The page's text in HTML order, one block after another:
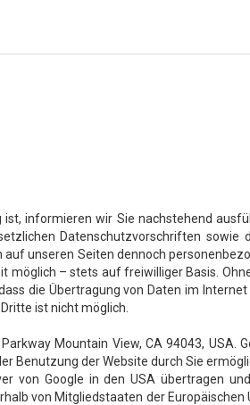
informieren wir Sie nachstehend
Datenschutzvorschriften sowie
unseren Seiten dennoch
möglich – stets auf freiwilliger Basis.
die Übertragung von Daten im Internet
ist nicht möglich.
Mountain View, CA 94043, USA.
Benutzung der Website durch Sie
von Google in den USA übertragen
von Mitgliedstaaten der Europäischen